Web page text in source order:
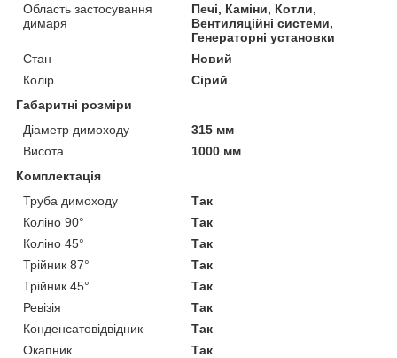
Область застосування
димаря
Печі, Каміни, Котли,
Вентиляційні системи,
Генераторні установки
Стан
Новий
Колір
Сірий
Габаритні розміри
Діаметр димоходу
315 мм
Висота
1000 мм
Комплектація
Труба димоходу
Так
Коліно 90°
Так
Коліно 45°
Так
Трійник 87°
Так
Трійник 45°
Так
Ревізія
Так
Конденсатовідвідник
Так
Окапник
Так